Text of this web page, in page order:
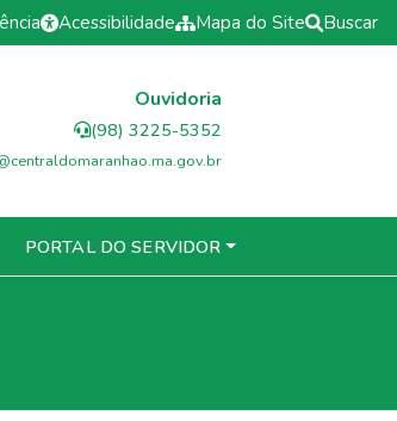
Acessibilidade Mapa do Site Buscar
Ouvidoria
(98) 3225-5352
PORTAL DO SERVIDOR